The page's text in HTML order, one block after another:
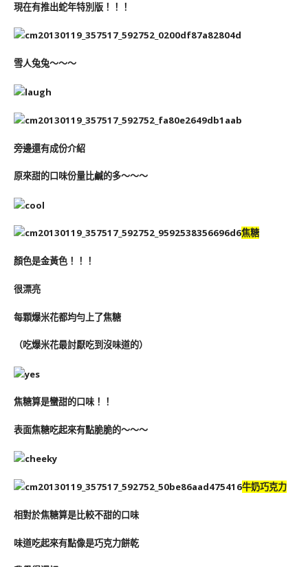
現在有推出蛇年特別版！！！
雪人兔兔～～～
旁邊還有成份介紹
原來甜的口味份量比鹹的多～～～
焦糖
顏色是金黃色！！！
很漂亮
每顆爆米花都均勻上了焦糖
（吃爆米花最討厭吃到沒味道的）
焦糖算是蠻甜的口味！！
表面焦糖吃起來有點脆脆的～～～
牛奶巧克力
相對於焦糖算是比較不甜的口味
味道吃起來有點像是巧克力餅乾